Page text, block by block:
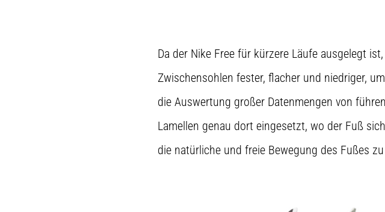
Da der Nike Free für kürzere Läufe ausgelegt
Zwischensohlen fester, flacher und niedriger,
die Auswertung großer Datenmengen von
Lamellen genau dort eingesetzt, wo der Fuß
die natürliche und freie Bewegung des Fußes